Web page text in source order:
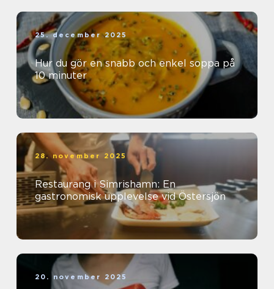
25. december 2025
Hur du gör en snabb och enkel soppa på
10 minuter
28. november 2025
Restaurang i Simrishamn: En
gastronomisk upplevelse vid Östersjön
20. november 2025